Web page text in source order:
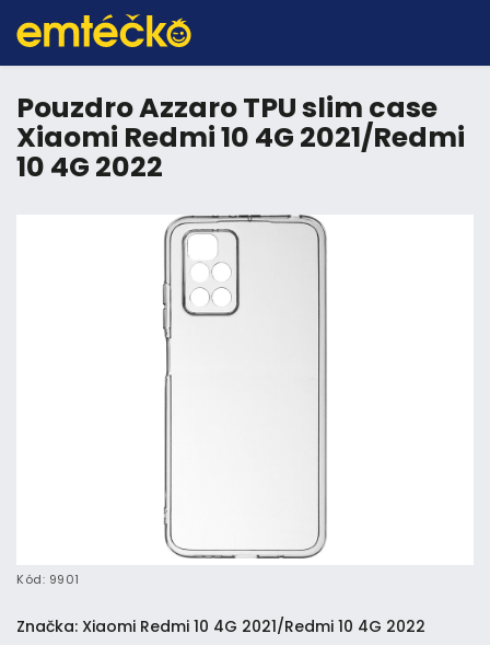
Pouzdro Azzaro TPU slim case
Xiaomi Redmi 10 4G 2021/Redmi
10 4G 2022
Kód: 9901
Značka: Xiaomi Redmi 10 4G 2021/Redmi 10 4G 2022